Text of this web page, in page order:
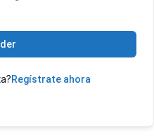
Regístrate ahora